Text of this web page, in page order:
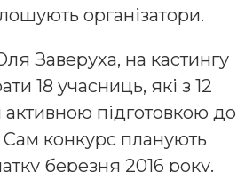
організатори.
Заверуха, на кастингу
18 учасниць, які з 12
активною підготовкою до
Сам конкурс планують
березня 2016 року.